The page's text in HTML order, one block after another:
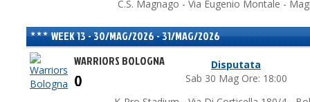
C.S. Magnago - Via Eugenio Montale -
WEEK 13 - 30/MAG/2026 - 31/MAG/2026
WARRIORS BOLOGNA
Disputata
Sab 30 Mag Ore: 18:00
0